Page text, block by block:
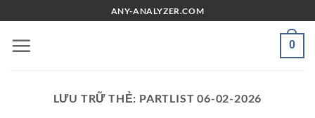
đến
nội
ANY-ANALYZER.COM
0
LƯU TRỮ THẺ: PARTLIST 06-02-2026